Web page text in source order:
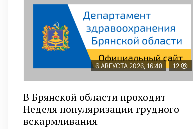
6 АВГУСТА 2026, 16:48 12
В Брянской области проходит
Неделя популяризации грудного
вскармливания